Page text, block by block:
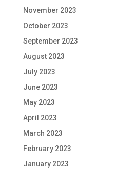
November 2023
October 2023
September 2023
August 2023
July 2023
June 2023
May 2023
April 2023
March 2023
February 2023
January 2023